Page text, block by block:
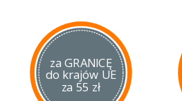
za GRANICĘ
do krajów UE
za 55 zł